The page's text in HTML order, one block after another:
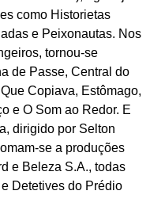
como Historietas
e Peixonautas. Nos
tornou-se
de Passe, Central do
Copiava, Estômago,
e O Som ao Redor. E
dirigido por Selton
se a produções
e Beleza S.A., todas
Detetives do Prédio